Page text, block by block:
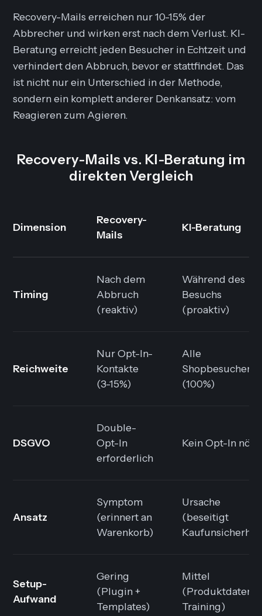
Recovery-Mails erreichen nur 10-15% der
Abbrecher und wirken erst nach dem Verlust. KI-
Beratung erreicht jeden Besucher in Echtzeit und
verhindert den Abbruch, bevor er stattfindet. Das
ist nicht nur ein Unterschied in der Methode,
sondern ein komplett anderer Denkansatz: vom
Reagieren zum Agieren.
Recovery-Mails vs. KI-Beratung im
direkten Vergleich
Dimension
Recovery-
Mails
KI-Beratung
Timing
Nach dem
Abbruch
(reaktiv)
Während des
Besuchs
(proaktiv)
Reichweite
Nur Opt-In-
Kontakte
(3-15%)
Alle
Shopbesucher
(100%)
DSGVO
Double-
Opt-In
erforderlich
Kein Opt-In
Ansatz
Symptom
(erinnert an
Warenkorb)
Ursache
(beseitigt
Setup-
Aufwand
Gering
(Plugin +
Templates)
Mittel
(Produktdaten +
Training)